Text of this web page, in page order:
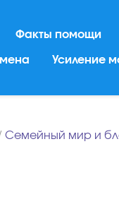
Факты помощи
Усиление
Семейный мир и